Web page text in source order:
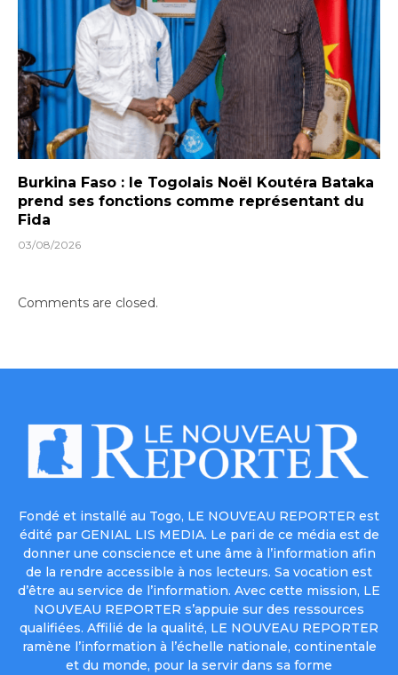
Burkina Faso : le Togolais Noël Koutéra Bataka
prend ses fonctions comme représentant du
Fida
03/08/2026
Comments are closed.
Fondé et installé au Togo, LE NOUVEAU REPORTER est
édité par GENIAL LIS MEDIA. Le pari de ce média est de
donner une conscience et une âme à l’information afin
de la rendre accessible à nos lecteurs. Sa vocation est
d’être au service de l’information. Avec cette mission, LE
NOUVEAU REPORTER s’appuie sur des ressources
qualifiées. Affilié de la qualité, LE NOUVEAU REPORTER
ramène l’information à l’échelle nationale, continentale
et du monde, pour la servir dans sa forme